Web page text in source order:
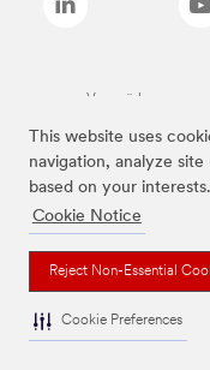
This website uses
navigation, analyze
based on your interests.
Cookie Notice
Reject Non-Essential
Cookie Preferences
Varumärken som